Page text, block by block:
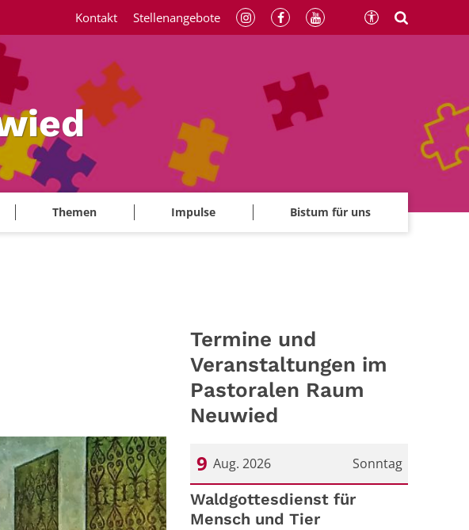
Themen Impulse Bistum für uns
Kontakt Stellenangebote
Termine und
Veranstaltungen im
Pastoralen Raum
Neuwied
Sonntag
9 Aug. 2026
Datum: 9. August 2026
Waldgottesdienst für
Mensch und Tier